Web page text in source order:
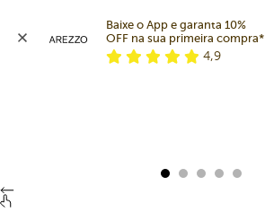
Baixe o App e garanta 10%
OFF na sua primeira compra*
4,9